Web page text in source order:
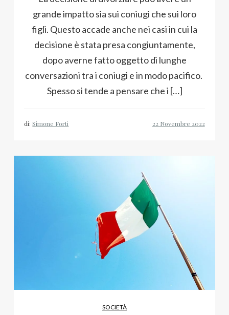
grande impatto sia sui coniugi che sui loro
figli. Questo accade anche nei casi in cui la
decisione è stata presa congiuntamente,
dopo averne fatto oggetto di lunghe
conversazioni tra i coniugi e in modo pacifico.
Spesso si tende a pensare che i […]
di:Simone Forti
SOCIETÀ